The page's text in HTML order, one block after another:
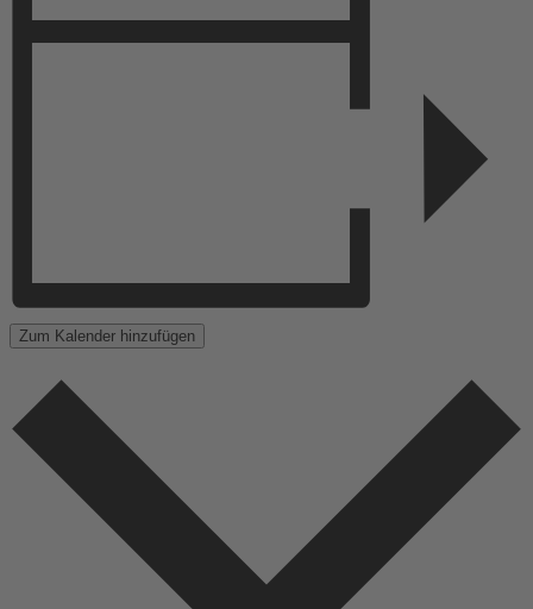
Zum Kalender hinzufügen